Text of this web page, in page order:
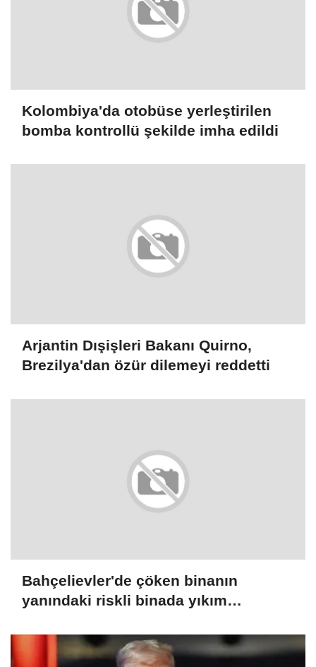
Kolombiya'da otobüse yerleştirilen
bomba kontrollü şekilde imha edildi
Arjantin Dışişleri Bakanı Quirno,
Brezilya'dan özür dilemeyi reddetti
Bahçelievler'de çöken binanın
yanındaki riskli binada yıkım